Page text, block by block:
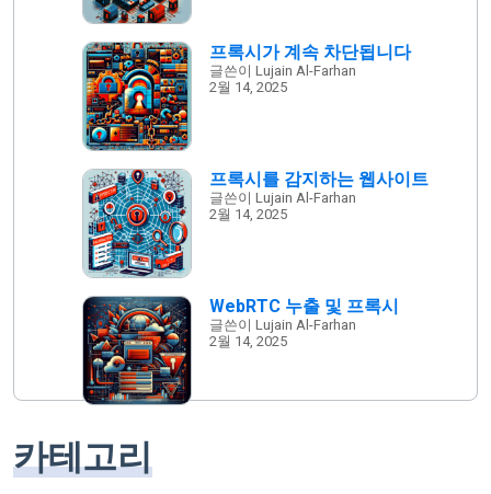
프록시가 계속 차단됩니다
글쓴이 Lujain Al-Farhan
2월 14, 2025
프록시를 감지하는 웹사이트
글쓴이 Lujain Al-Farhan
2월 14, 2025
WebRTC 누출 및 프록시
글쓴이 Lujain Al-Farhan
2월 14, 2025
카테고리